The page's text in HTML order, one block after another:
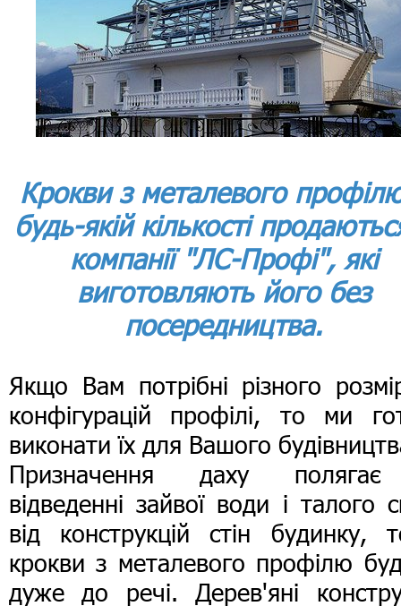
Крокви з металевого
будь-якій кількості
компанії "ЛС-Профі", які
виготовляють його без
посередництва.
Якщо Вам потрібні різного
конфігурацій профілі, то ми
виконати їх для Вашого
Призначення даху
відведенні зайвої води і талого
від конструкцій стін будинку,
крокви з металевого профілю
дуже до речі. Дерев'яні